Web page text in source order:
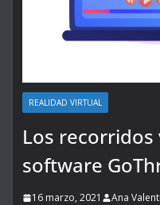
REALIDAD VIRTUAL
Los recorridos
software
16 marzo, 2021 Ana